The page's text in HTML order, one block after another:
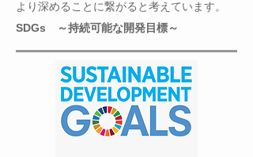
より深めることに繋がると考えています。
SDGs ～持続可能な開発目標～